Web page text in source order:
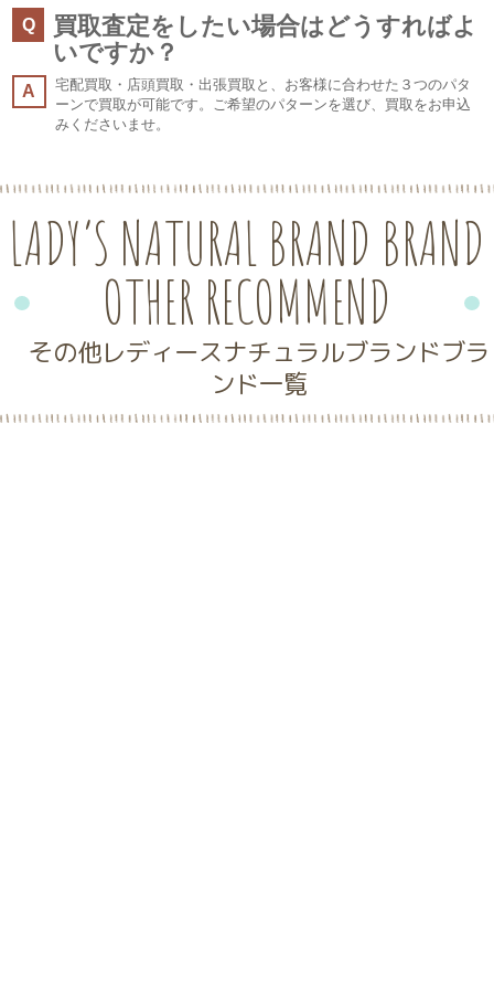
Q
買取査定をしたい場合はどうすればよ
いですか？
A
宅配買取・店頭買取・出張買取と、お客様に合わせた３つのパタ
ーンで買取が可能です。ご希望のパターンを選び、買取をお申込
みくださいませ。
LADY’S NATURAL BRAND BRAND
OTHER RECOMMEND
その他レディースナチュラルブランドブラ
ンド一覧